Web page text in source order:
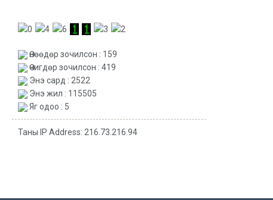
Өнөөдөр зочилсон : 159
Өчигдөр зочилсон : 419
Энэ сард : 2522
Энэ жил : 115505
Яг одоо : 5
Таны IP Address: 216.73.216.94